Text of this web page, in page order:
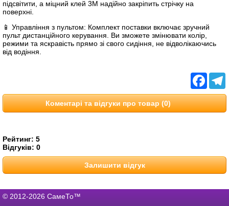
підсвітити, а міцний клей 3M надійно закріпить стрічку на
поверхні.
📱 Управління з пультом: Комплект поставки включає зручний
пульт дистанційного керування. Ви зможете змінювати колір,
режими та яскравість прямо зі свого сидіння, не відволікаючись
від водіння.
Коментарі та відгуки про товар (0)
Рейтинг: 5
Відгуків: 0
Залишити відгук
© 2012-2026 СамеТо™